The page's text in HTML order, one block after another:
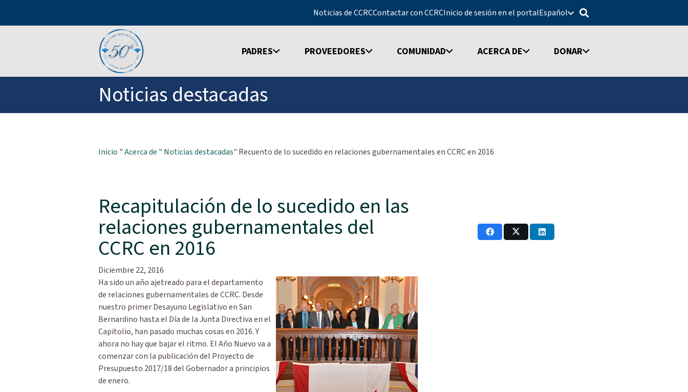
Noticias de CCRCContactar con CCRCInicio de sesión en el portalEspañol
PADRES PROVEEDORES COMUNIDAD ACERCA DE DONAR
Noticias destacadas
Inicio "Acerca de " Noticias destacadas" Recuento de lo sucedido en relaciones gubernamentales en CCRC en 2016
Recapitulación de lo sucedido en las
relaciones gubernamentales del
CCRC en 2016
Diciembre 22, 2016
Ha sido un año ajetreado para el departamento
de relaciones gubernamentales de CCRC. Desde
nuestro primer Desayuno Legislativo en San
Bernardino hasta el Día de la Junta Directiva en el
Capitolio, han pasado muchas cosas en 2016. Y
ahora no hay que bajar el ritmo. El Año Nuevo va a
comenzar con la publicación del Proyecto de
Presupuesto 2017/18 del Gobernador a principios
de enero.